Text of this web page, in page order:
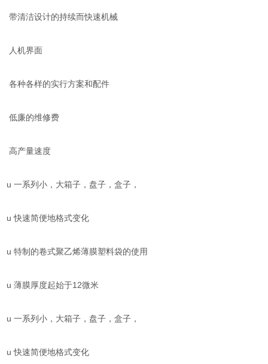
带清洁设计的持续而快速机械
人机界面
各种各样的实行方案和配件
低廉的维修费
高产量速度
u 一系列小，大箱子，盘子，盒子，
u 快速简便地格式变化
u 特制的卷式聚乙烯薄膜塑料袋的使用
u 薄膜厚度起始于12微米
u 一系列小，大箱子，盘子，盒子，
u 快速简便地格式变化